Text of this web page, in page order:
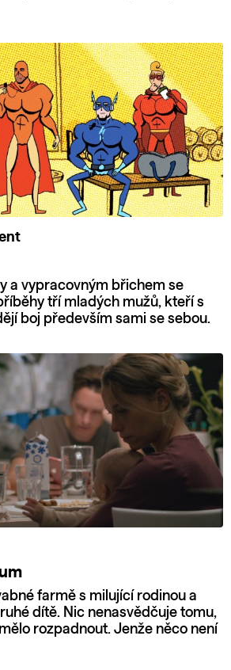
a vypracovným břichem se
tří mladých mužů, kteří s
boj především sami se sebou.
farmě s milující rodinou a
dítě. Nic nenasvědčuje tomu,
rozpadnout. Jenže něco není